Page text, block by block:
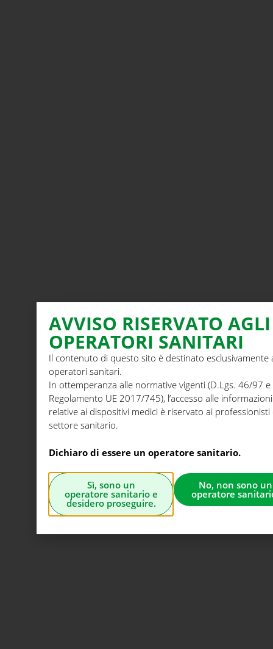
AVVISO RISERVATO AGLI
OPERATORI SANITARI
Il contenuto di questo sito è destinato esclusivamente
operatori sanitari.
In ottemperanza alle normative vigenti (D.Lgs. 46/97 e
Regolamento UE 2017/745), l’accesso alle informazioni
relative ai dispositivi medici è riservato ai professionisti
settore sanitario.
Dichiaro di essere un operatore sanitario.
Sì, sono un
operatore sanitario e
desidero proseguire.
No, non sono un
operatore